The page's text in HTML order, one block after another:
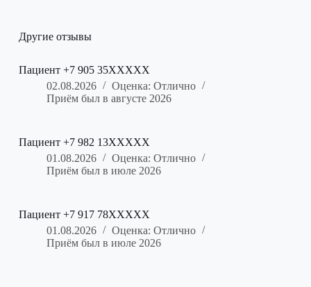
Другие отзывы
Пациент +7 905 35XXXXX
02.08.2026
Оценка: Отлично
Приём был в августе 2026
Пациент +7 982 13XXXXX
01.08.2026
Оценка: Отлично
Приём был в июле 2026
Пациент +7 917 78XXXXX
01.08.2026
Оценка: Отлично
Приём был в июле 2026